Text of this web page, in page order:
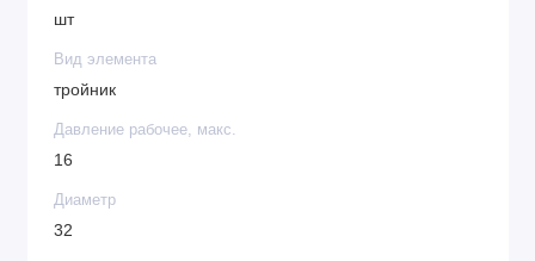
шт
Вид элемента
тройник
Давление рабочее, макс.
16
Диаметр
32